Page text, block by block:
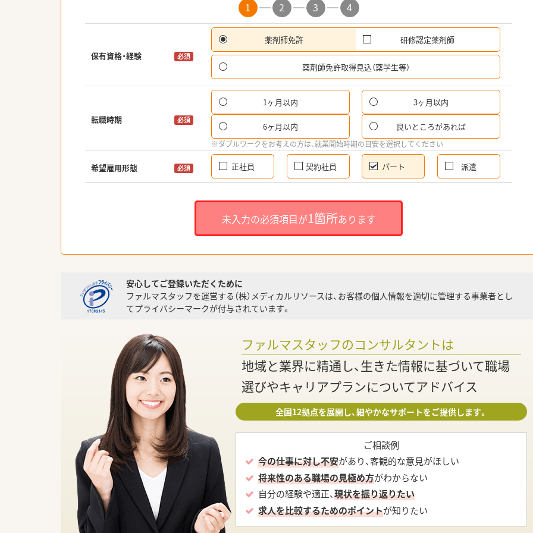
1 2 3 4
保有資格・経験 必須
薬剤師免許 研修認定薬剤師
薬剤師免許取得見込（薬学生等）
転職時期 必須
1ヶ月以内 3ヶ月以内
6ヶ月以内 良いところがあれば
※ダブルワークをお考えの方は、就業開始時期の目安を選択してください
希望雇用形態 必須 正社員 契約社員 パート 派遣
未入力の必須項目が1箇所あります
安心してご登録いただくために
ファルマスタッフを運営する（株）メディカルリソースは、お客様の個人情報を適切に管理する事業者とし
てプライバシーマークが付与されています。
ファルマスタッフのコンサルタントは
地域と業界に精通し、生きた情報に基づいて職場
選びやキャリアプランについてアドバイス
全国12拠点を展開し、細やかなサポートをご提供します。
ご相談例
今の仕事に対し不安があり、客観的な意見がほしい
将来性のある職場の見極め方がわからない
自分の経験や適正、現状を振り返りたい
求人を比較するためのポイントが知りたい